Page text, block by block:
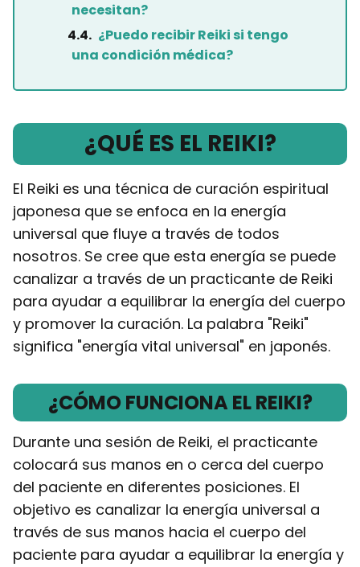
necesitan?
¿Puedo recibir Reiki si tengo
una condición médica?
¿QUÉ ES EL REIKI?
El Reiki es una técnica de curación espiritual
japonesa que se enfoca en la energía
universal que fluye a través de todos
nosotros. Se cree que esta energía se puede
canalizar a través de un practicante de Reiki
para ayudar a equilibrar la energía del cuerpo
y promover la curación. La palabra "Reiki"
significa "energía vital universal" en japonés.
¿CÓMO FUNCIONA EL REIKI?
Durante una sesión de Reiki, el practicante
colocará sus manos en o cerca del cuerpo
del paciente en diferentes posiciones. El
objetivo es canalizar la energía universal a
través de sus manos hacia el cuerpo del
paciente para ayudar a equilibrar la energía y